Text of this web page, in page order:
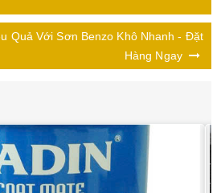
Quả Với Sơn Benzo Khô Nhanh - Đặt
Hàng Ngay